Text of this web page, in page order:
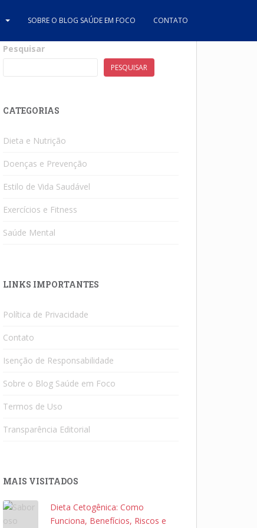
SOBRE O BLOG SAÚDE EM FOCO CONTATO
Pesquisar
PESQUISAR
CATEGORIAS
Dieta e Nutrição
Doenças e Prevenção
Estilo de Vida Saudável
Exercícios e Fitness
Saúde Mental
LINKS IMPORTANTES
Política de Privacidade
Contato
Isenção de Responsabilidade
Sobre o Blog Saúde em Foco
Termos de Uso
Transparência Editorial
MAIS VISITADOS
Dieta Cetogênica: Como
Funciona, Benefícios, Riscos e